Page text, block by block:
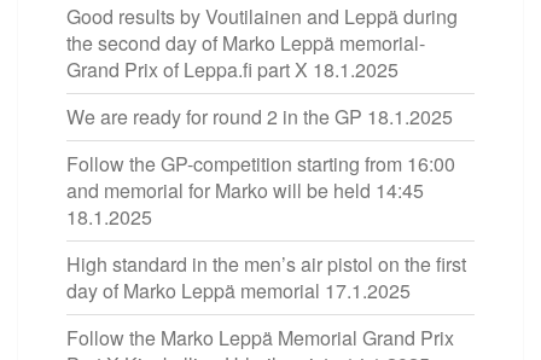
Good results by Voutilainen and Leppä during
the second day of Marko Leppä memorial-
Grand Prix of Leppa.fi part X 18.1.2025
We are ready for round 2 in the GP 18.1.2025
Follow the GP-competition starting from 16:00
and memorial for Marko will be held 14:45
18.1.2025
High standard in the men’s air pistol on the first
day of Marko Leppä memorial 17.1.2025
Follow the Marko Leppä Memorial Grand Prix